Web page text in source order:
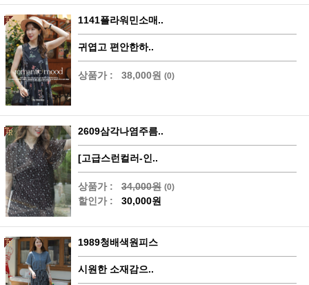
1141플라워민소매..
귀엽고 편안한하..
상품가 : 38,000원 (0)
2609삼각나염주름..
[고급스런컬러-인..
상품가 : 34,000원 (0)
할인가 : 30,000원
1989청배색원피스
시원한 소재감으..